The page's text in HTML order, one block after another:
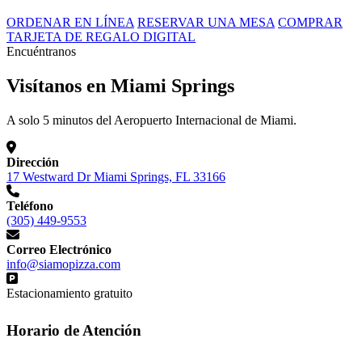
ORDENAR EN LÍNEA RESERVAR UNA MESA COMPRAR
TARJETA DE REGALO DIGITAL
Encuéntranos
Visítanos en Miami Springs
A solo 5 minutos del Aeropuerto Internacional de Miami.
Dirección
17 Westward Dr Miami Springs, FL 33166
Teléfono
(305) 449-9553
Correo Electrónico
info@siamopizza.com
Estacionamiento gratuito
Horario de Atención